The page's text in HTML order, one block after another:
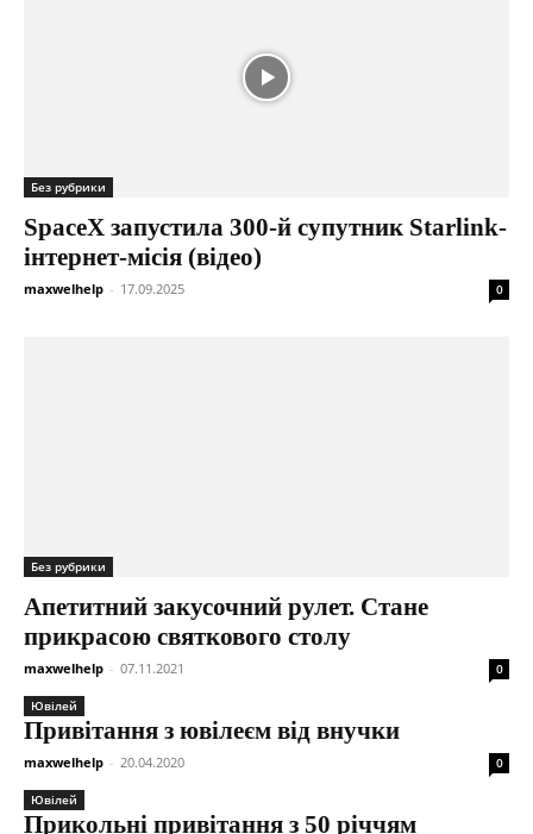
Без рубрики
SpaceX запустила 300-й супутник Starlink-
інтернет-місія (відео)
maxwelhelp - 17.09.2025 0
Без рубрики
Апетитний закусочний рулет. Стане
прикрасою святкового столу
maxwelhelp - 07.11.2021 0
Ювілей
Привітання з ювілеєм від внучки
maxwelhelp - 20.04.2020 0
Ювілей
Прикольні привітання з 50 річчям